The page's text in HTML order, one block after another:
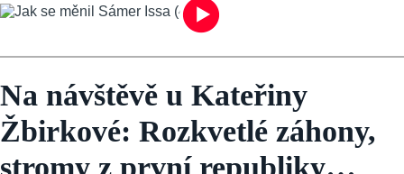
Na návštěvě u Kateřiny
Žbirkové: Rozkvetlé záhony,
stromy z první republiky…